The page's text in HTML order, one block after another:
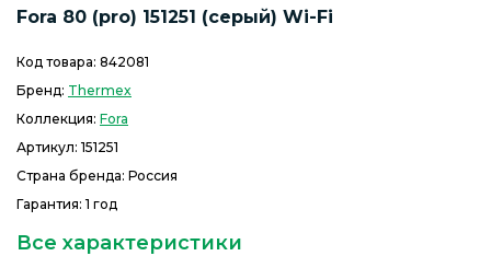
Fora 80 (pro) 151251 (серый) Wi-Fi
Код товара: 842081
Бренд: Thermex
Коллекция: Fora
Артикул: 151251
Страна бренда: Россия
Гарантия: 1 год
Все характеристики